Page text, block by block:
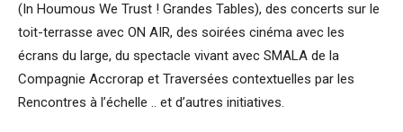
(In Houmous We Trust ! Grandes Tables), des concerts sur le
toit-terrasse avec ON AIR, des soirées cinéma avec les
écrans du large, du spectacle vivant avec SMALA de la
Compagnie Accrorap et Traversées contextuelles par les
Rencontres à l’échelle .. et d’autres initiatives.